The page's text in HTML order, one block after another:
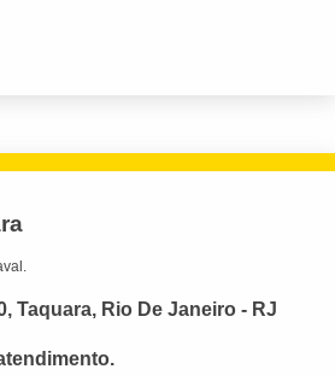
Taquara, Rio De Janeiro - RJ